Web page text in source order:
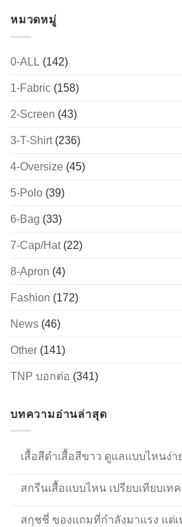
หมวดหมู่
0-ALL (142)
1-Fabric (158)
2-Screen (43)
3-T-Shirt(236)
4-Oversize (45)
5-Polo (39)
6-Bag (33)
7-Cap/Hat(22)
8-Apron (4)
Fashion (172)
News (46)
Other (141)
TNP บอกต่อ (341)
บทความอ่านล่าสุด
เสื้อสีดำเสื้อสีขาว ดูแลแบบไหนง่า
สกรีนเสื้อแบบไหน เปรียบเทียบเ
สกุชชี่ ของแถมที่กำลังมาแรง แต่